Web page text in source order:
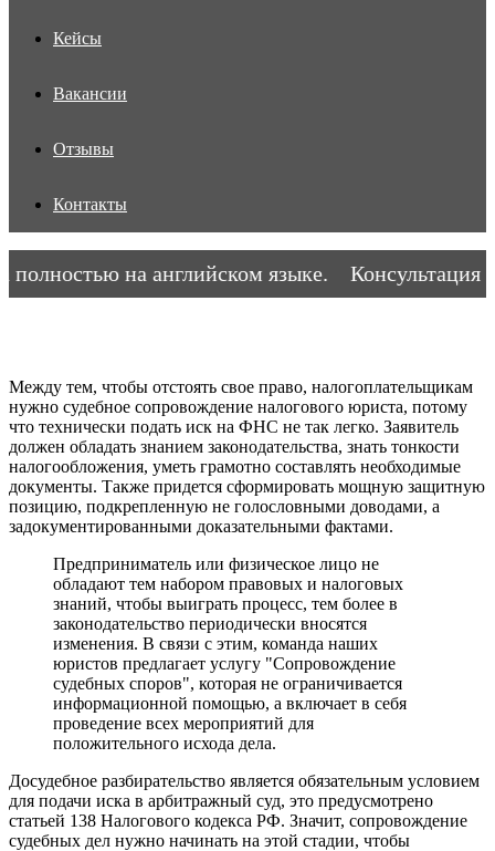
Кейсы
Вакансии
Отзывы
Контакты
на английском языке. Консультация
Между тем, чтобы отстоять свое право, налогоплательщикам
нужно судебное сопровождение налогового юриста, потому
что технически подать иск на ФНС не так легко. Заявитель
должен обладать знанием законодательства, знать тонкости
налогообложения, уметь грамотно составлять необходимые
документы. Также придется сформировать мощную защитную
позицию, подкрепленную не голословными доводами, а
задокументированными доказательными фактами.
Предприниматель или физическое лицо не
обладают тем набором правовых и налоговых
знаний, чтобы выиграть процесс, тем более в
законодательство периодически вносятся
изменения. В связи с этим, команда наших
юристов предлагает услугу "Сопровождение
судебных споров", которая не ограничивается
информационной помощью, а включает в себя
проведение всех мероприятий для
положительного исхода дела.
Досудебное разбирательство является обязательным условием
для подачи иска в арбитражный суд, это предусмотрено
статьей 138 Налогового кодекса РФ. Значит, сопровождение
судебных дел нужно начинать на этой стадии, чтобы